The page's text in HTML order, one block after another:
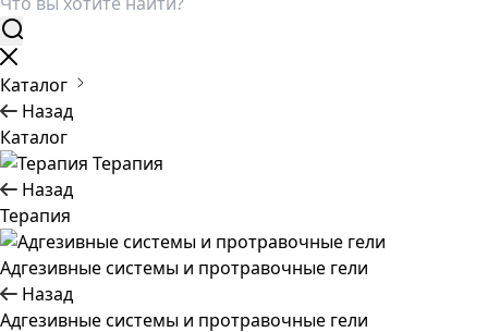
Каталог
Назад
Каталог
Терапия
Назад
Терапия
Адгезивные системы и протравочные гели
Назад
Адгезивные системы и протравочные гели